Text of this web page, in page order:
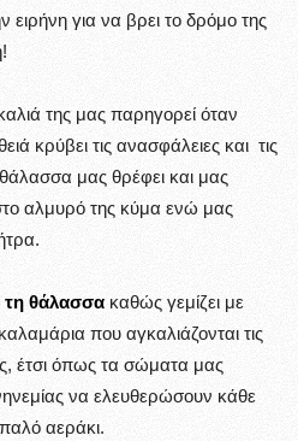
για να βρει το δρόμο της
της μας παρηγορεί όταν
κρύβει τις ανασφάλειες και τις
μας θρέφει και μας
αλμυρό της κύμα ενώ μας
θάλασσα καθώς γεμίζει με
που αγκαλιάζονται τις
έτσι όπως τα σώματα μας
να ελευθερώσουν κάθε
αεράκι.